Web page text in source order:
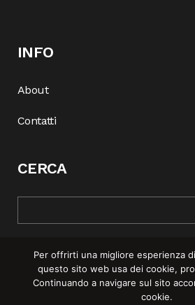
INFO
About
Contatti
CERCA
© COPYRIGHT 2025 | REBEL MAG —
Per offrirti una migliore esperienza
questo sito web usa dei cookie,
Continuando a navigare sul sito
cookie.